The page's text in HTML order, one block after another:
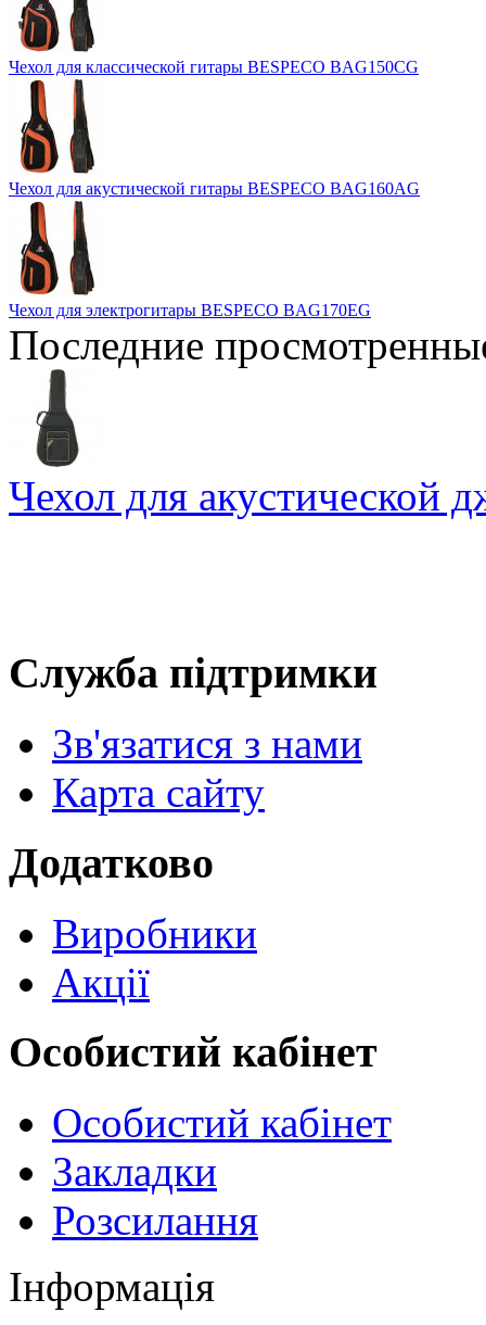
Чехол для классической гитары BESPECO BAG150CG
Чехол для акустической гитары BESPECO BAG160AG
Чехол для электрогитары BESPECO BAG170EG
Последние
Чехол для акустической
Служба підтримки
Зв'язатися з нами
Карта сайту
Додатково
Виробники
Акції
Особистий кабінет
Особистий кабінет
Закладки
Розсилання
Інформація